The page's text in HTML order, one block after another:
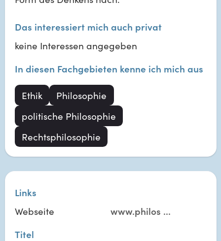
Das interessiert mich auch privat
keine Interessen angegeben
In diesen Fachgebieten kenne ich mich aus
Ethik
Philosophie
politische Philosophie
Rechtsphilosophie
Links
Webseite
www.philos ...
Titel